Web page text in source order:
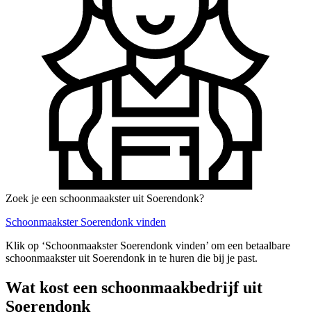
Zoek je een schoonmaakster uit Soerendonk?
Schoonmaakster Soerendonk vinden
Klik op ‘Schoonmaakster Soerendonk vinden’ om een betaalbare
schoonmaakster uit Soerendonk in te huren die bij je past.
Wat kost een schoonmaakbedrijf uit
Soerendonk